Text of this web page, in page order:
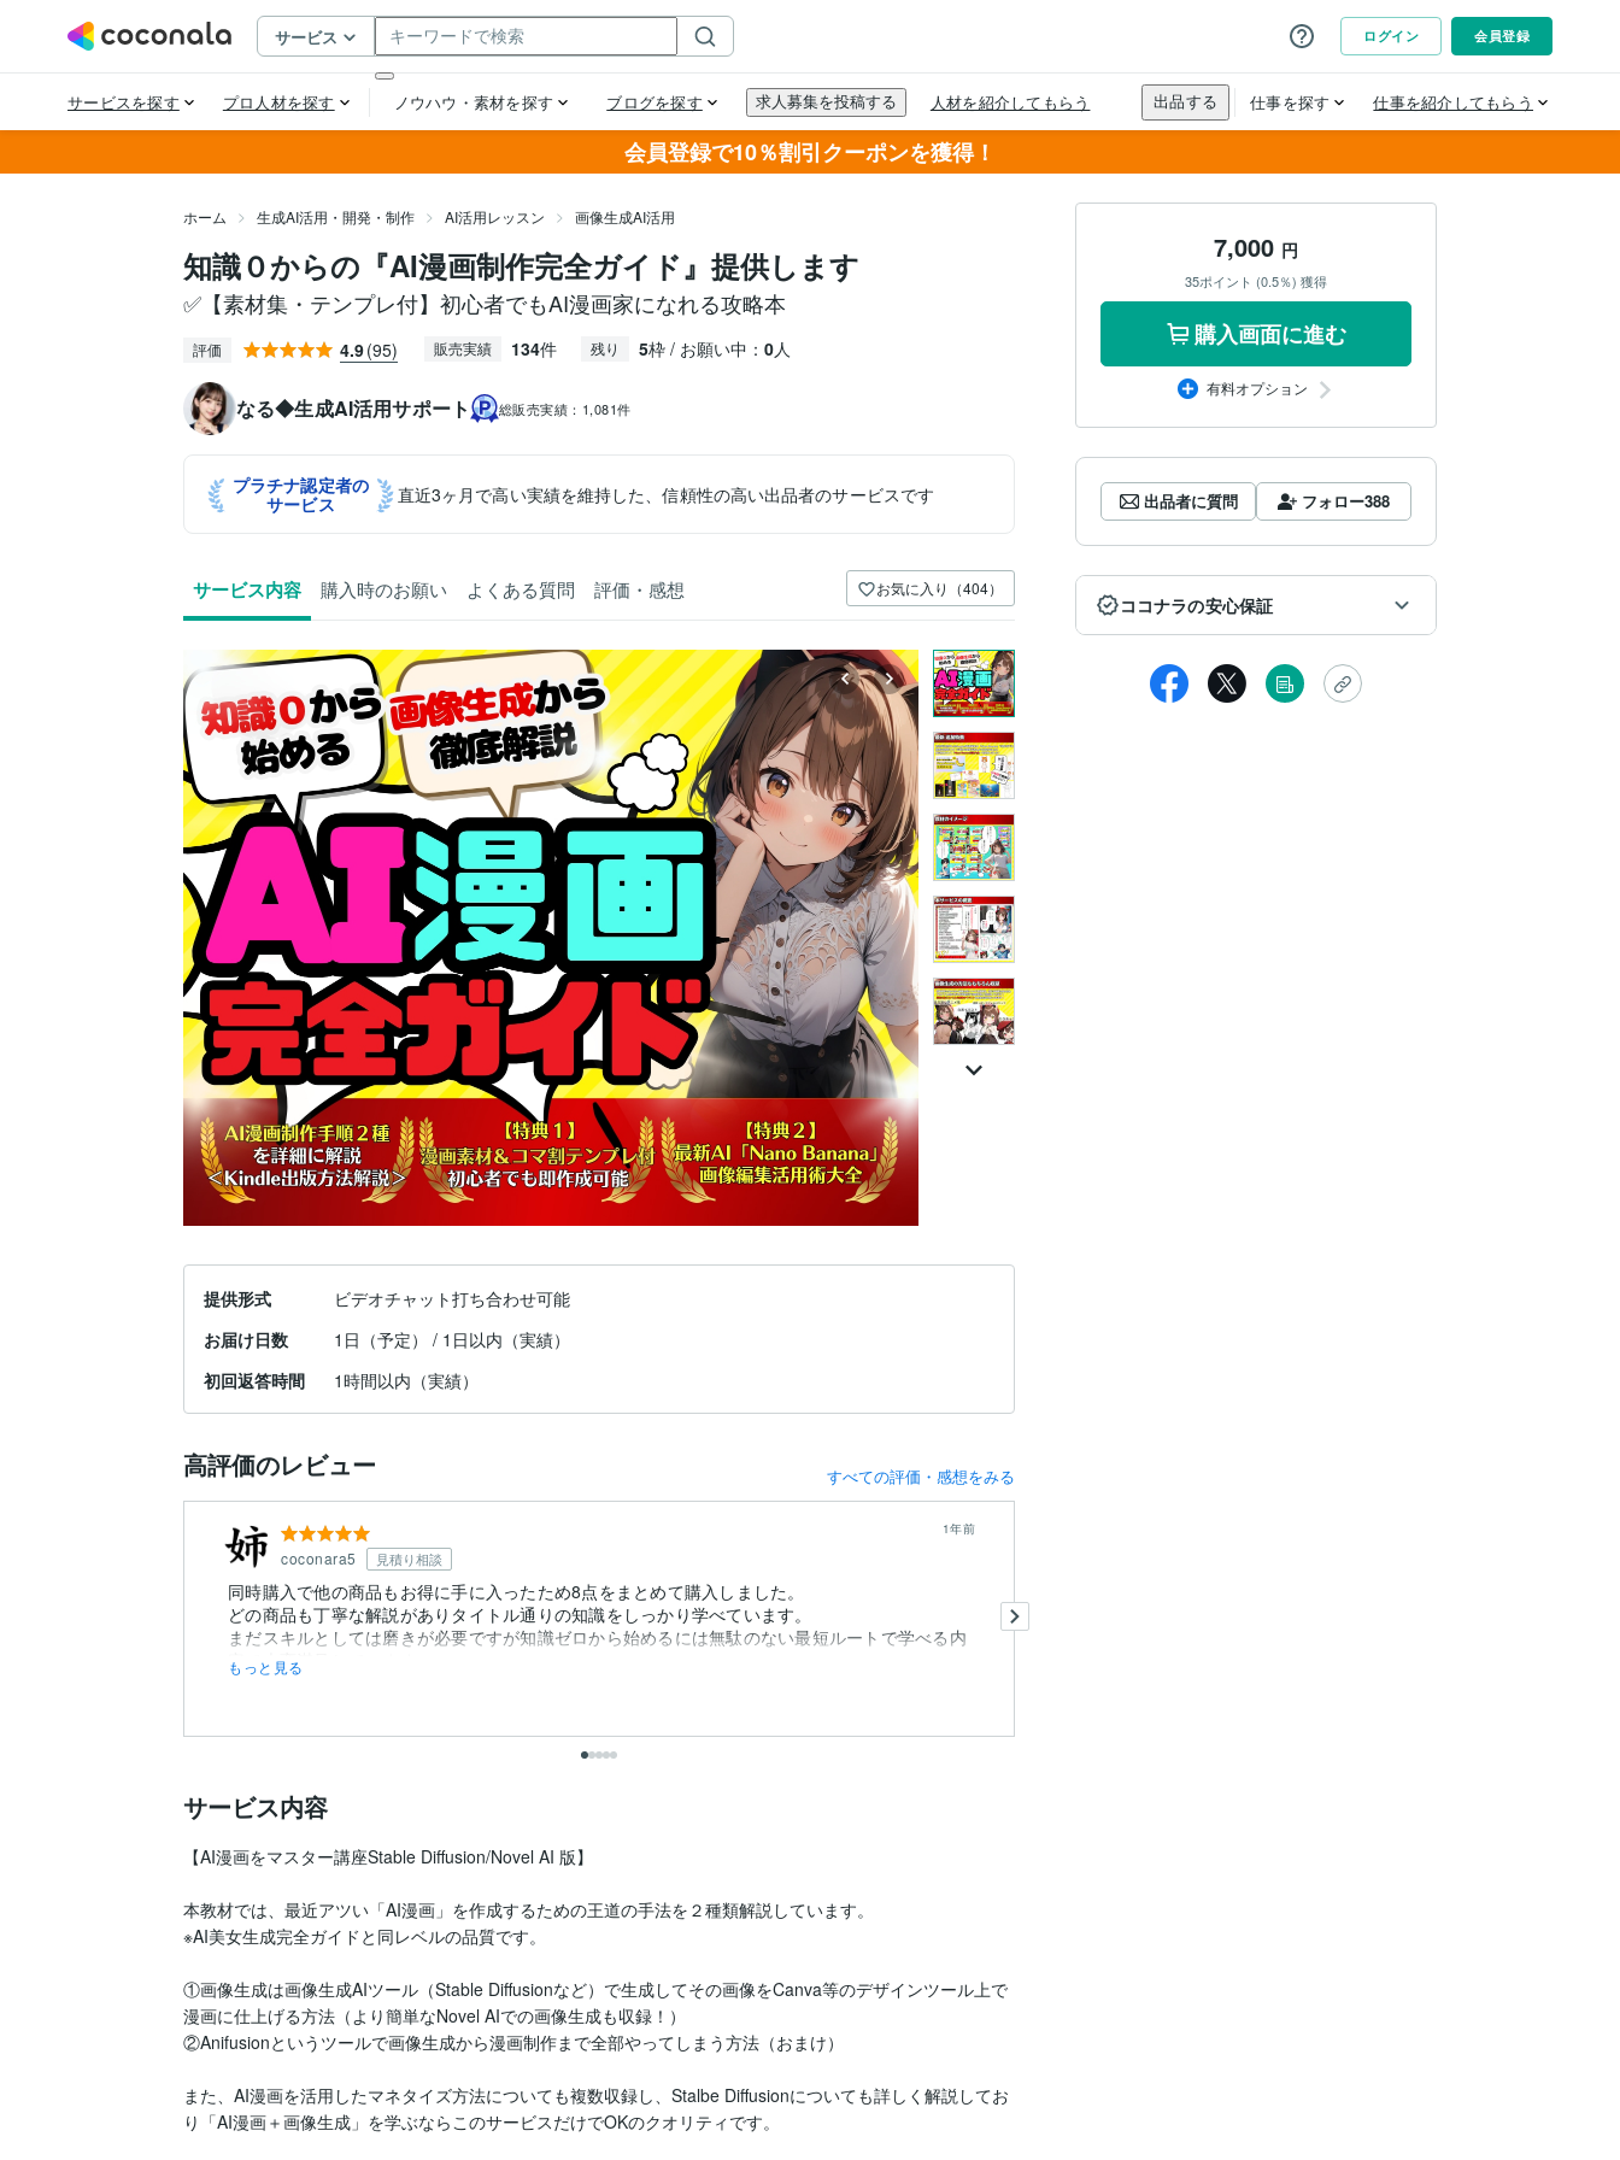
会員登録で10％割引クーポンを獲得！
ホーム 生成AI活用・開発・制作 AI活用レッスン 画像生成AI活用
知識０からの『AI漫画制作完全ガイド』提供します
✅【素材集・テンプレ付】初心者でもAI漫画家になれる攻略本
評価 4.9(95) 販売実績 134件 残り 5枠 / お願い中： 0人
なる◆生成AI活用サポート 総販売実績： 1,081件
プラチナ認定者の
サービス
直近3ヶ月で高い実績を維持した、信頼性の高い出品者のサービスです
サービス内容 購入時のお願い よくある質問 評価・感想 お気に入り（404）
提供形式
ビデオチャット打ち合わせ可能
お届け日数
1日（予定） / 1日以内（実績）
初回返答時間
1時間以内（実績）
高評価のレビュー すべての評価・感想をみる
coconara5 見積り相談
1年前
同時購入で他の商品もお得に手に入ったため8点をまとめて購入しました。
どの商品も丁寧な解説がありタイトル通りの知識をしっかり学べています。
まだスキルとしては磨きが必要ですが知識ゼロから始めるには無駄のない最短ルートで学べる内
容で大変満足しています。
もっと見る
サービス内容
【AI漫画をマスター講座Stable Diffusion/Novel AI 版】
本教材では、最近アツい「AI漫画」を作成するための王道の手法を２種類解説しています。
※AI美女生成完全ガイドと同レベルの品質です。
①画像生成は画像生成AIツール（Stable Diffusionなど）で生成してその画像をCanva等のデザインツール上で
漫画に仕上げる方法（より簡単なNovel AIでの画像生成も収録！）
②Anifusionというツールで画像生成から漫画制作まで全部やってしまう方法（おまけ）
また、AI漫画を活用したマネタイズ方法についても複数収録し、Stalbe Diffusionについても詳しく解説してお
り「AI漫画＋画像生成」を学ぶならこのサービスだけでOKのクオリティです。
7,000 円
35ポイント (0.5％) 獲得
購入画面に進む
有料オプション
出品者に質問 フォロー388
ココナラの安心保証